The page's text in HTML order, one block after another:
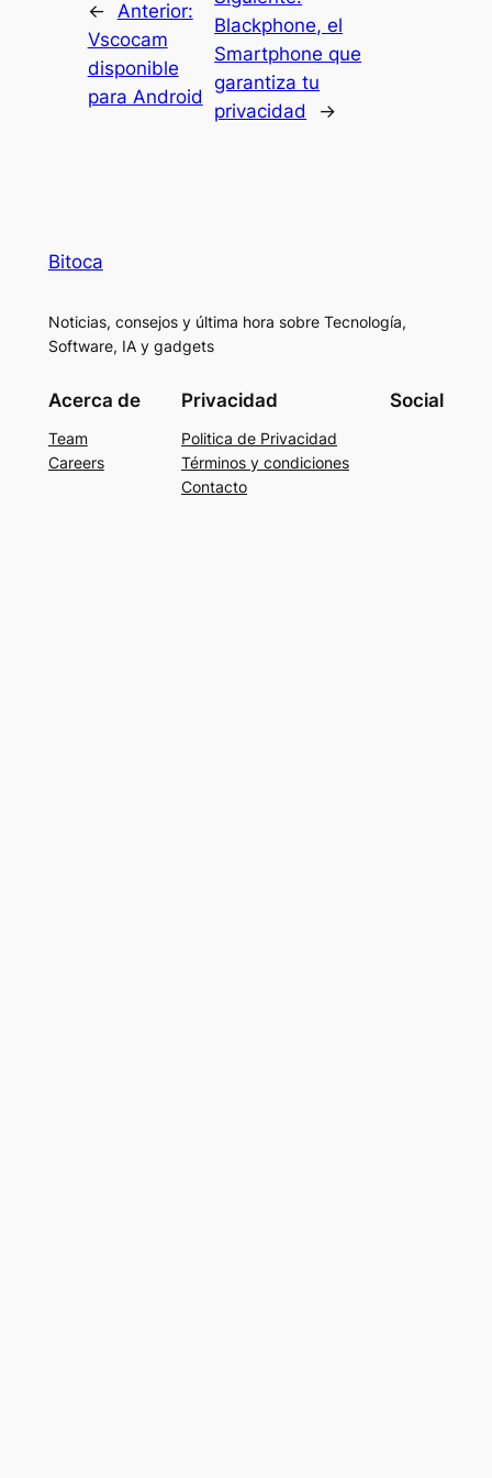
←
Anterior:
Vscocam
disponible
para Android
Blackphone, el
Smartphone que
garantiza tu
privacidad
→
Bitoca
Noticias, consejos y última hora sobre Tecnología,
Software, IA y gadgets
Acerca de
Team
Careers
Privacidad
Politica de Privacidad
Términos y condiciones
Contacto
Social